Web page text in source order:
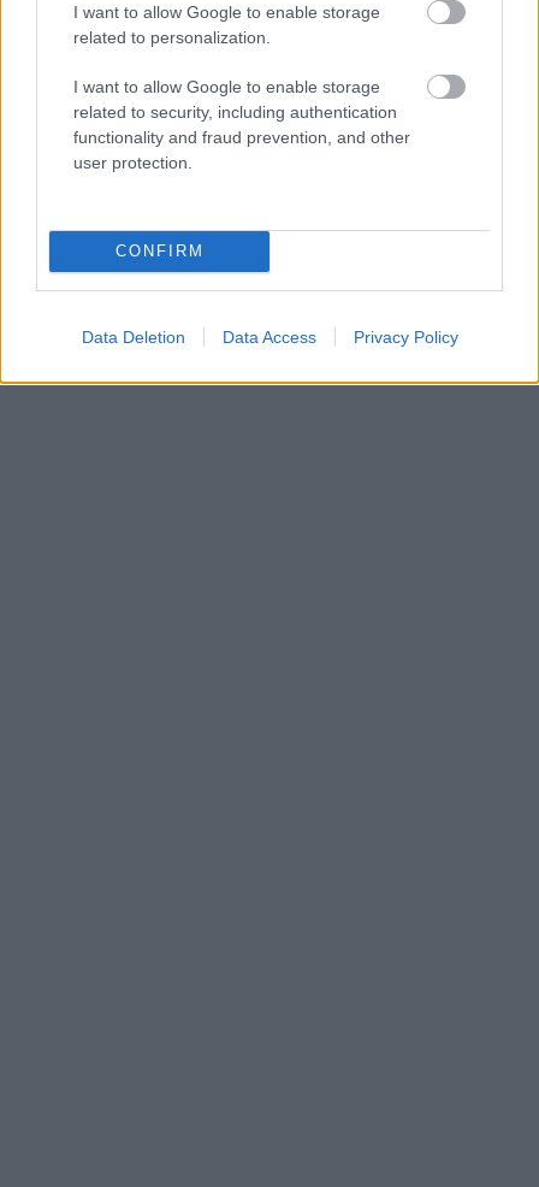
I want to allow Google to enable storage
related to personalization.
I want to allow Google to enable storage
related to security, including authentication
functionality and fraud prevention, and other
user protection.
CONFIRM
Data Deletion Data Access Privacy Policy